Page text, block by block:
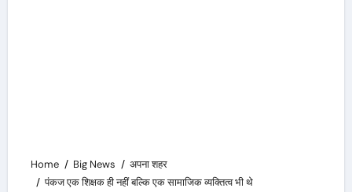
Home Big News
अपना शहर
पंकज एक शिक्षक ही नहीं बल्कि एक सामाजिक व्यक्तित्व भी थे